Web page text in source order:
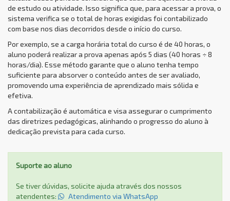
de estudo ou atividade. Isso significa que, para acessar a prova, o
sistema verifica se o total de horas exigidas foi contabilizado
com base nos dias decorridos desde o início do curso.
Por exemplo, se a carga horária total do curso é de 40 horas, o
aluno poderá realizar a prova apenas após 5 dias (40 horas ÷ 8
horas/dia). Esse método garante que o aluno tenha tempo
suficiente para absorver o conteúdo antes de ser avaliado,
promovendo uma experiência de aprendizado mais sólida e
efetiva.
A contabilização é automática e visa assegurar o cumprimento
das diretrizes pedagógicas, alinhando o progresso do aluno à
dedicação prevista para cada curso.
Suporte ao aluno
Se tiver dúvidas, solicite ajuda através dos nossos
atendentes:
Atendimento via WhatsApp